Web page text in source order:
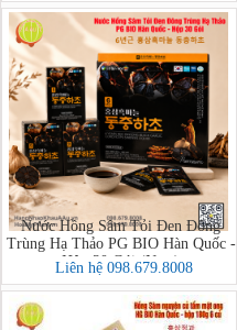
Nước Hồng Sâm Tỏi Đen Đông
Trùng Hạ Thảo PG BIO Hàn Quốc -
Hộp 30 Gói (New)
Liên hệ 098.679.8008